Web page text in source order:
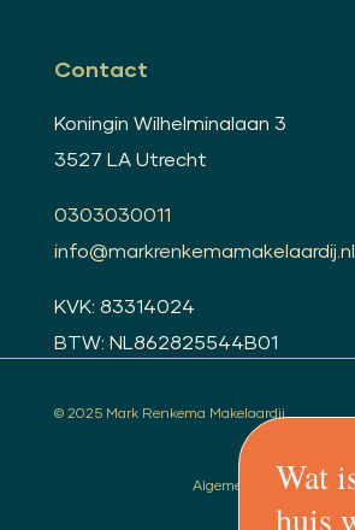
Contact
Koningin Wilhelminalaan 3
3527 LA Utrecht
0303030011
info@markrenkemamakelaardij.nl
KVK: 83314024
BTW: NL862825544B01
© 2025 Mark Renkema Makelaardij
Algemene voorwaarden